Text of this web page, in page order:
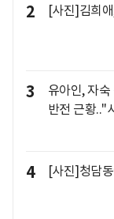
2 [사진]김희
3
유아인, 자
반전 근황.."
4 [사진]청담